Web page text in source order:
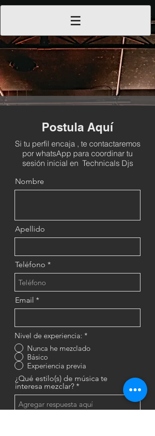
Postula Aquí
Si tu perfil encaja , te contactaremos
por whatsApp para coordinar tu
sesión inicial en Technicals Djs
Nombre
Apellido
Teléfono
Email
Nivel de experiencia: *
Nunca he mezclado
Básico
Experiencia previa
¿Qué estilo(s) de música te
interesa mezclar?